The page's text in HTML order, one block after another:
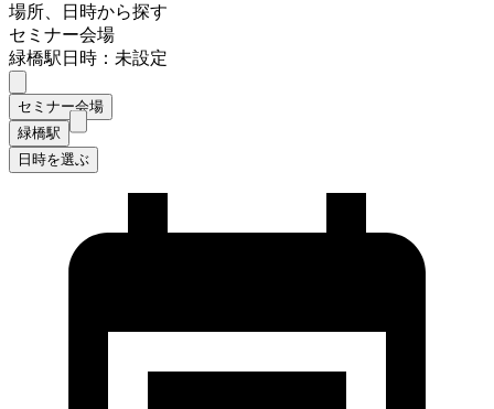
場所、日時から探す
セミナー会場
緑橋駅日時：未設定
セミナー会場
緑橋駅
日時を選ぶ